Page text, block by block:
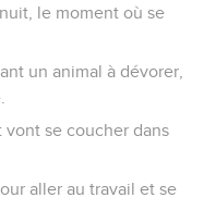
le moment où se
un animal à dévorer,
vont se coucher dans
aller au travail et se